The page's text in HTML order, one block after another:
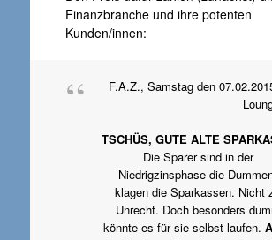
Finanzbranche und ihre potenten
Kunden/innen:
F.A.Z., Samstag den
TSCHÜS, GUTE ALTE
Die Sparer sind in der
Niedrigzinsphase die
klagen die Sparkassen. Nicht
Unrecht. Doch besonders
könnte es für sie selbst laufen.